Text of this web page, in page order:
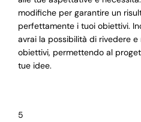
modifiche per garantire un
perfettamente i tuoi obiettivi.
avrai la possibilità di rivedere
obiettivi, permettendo al
tue idee.
5